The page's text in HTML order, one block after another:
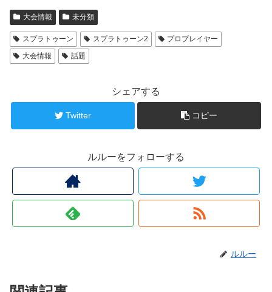
大会情報 未分類
スプラトゥーン スプラトゥーン2
プロプレイヤー
大会情報
話題
シェアする
Twitter コピー
ルルーをフォローする
ルルー